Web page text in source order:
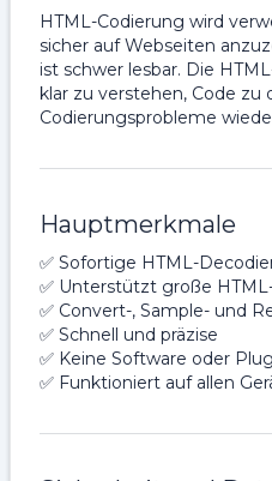
HTML-Codierung wird
sicher auf Webseiten
ist schwer lesbar. Die
klar zu verstehen, Code
Codierungsprobleme
Hauptmerkmale
✅ Sofortige HTML-
✅ Unterstützt große
✅ Convert-, Sample- und
✅ Schnell und präzise
✅ Keine Software oder
✅ Funktioniert auf allen